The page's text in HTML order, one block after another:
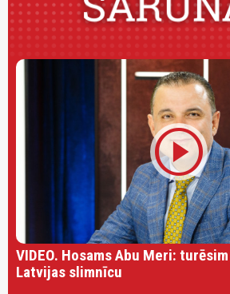
play_circle
VIDEO. Hosams Abu Meri:
Latvijas slimnīcu